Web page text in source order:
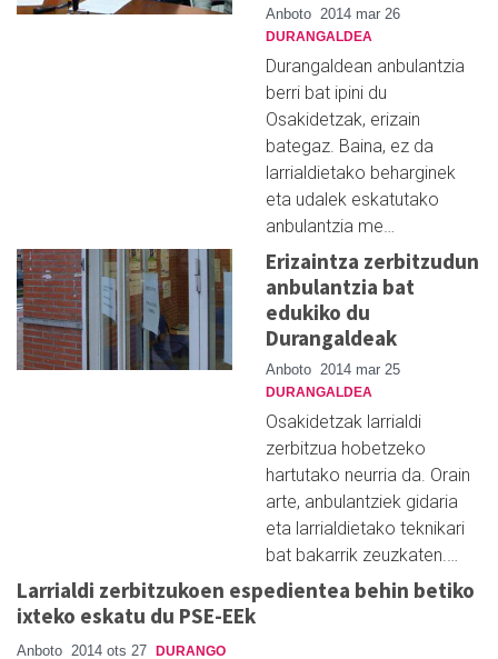
Anboto 2014 mar 26
DURANGALDEA
Durangaldean anbulantzia
berri bat ipini du
Osakidetzak, erizain
bategaz. Baina, ez da
larrialdietako beharginek
eta udalek eskatutako
anbulantzia me…
Erizaintza zerbitzudun
anbulantzia bat
edukiko du
Durangaldeak
Anboto 2014 mar 25
DURANGALDEA
Osakidetzak larrialdi
zerbitzua hobetzeko
hartutako neurria da. Orain
arte, anbulantziek gidaria
eta larrialdietako teknikari
bat bakarrik zeuzkaten.…
Larrialdi zerbitzukoen espedientea behin betiko
ixteko eskatu du PSE-EEk
Anboto 2014 ots 27 DURANGO